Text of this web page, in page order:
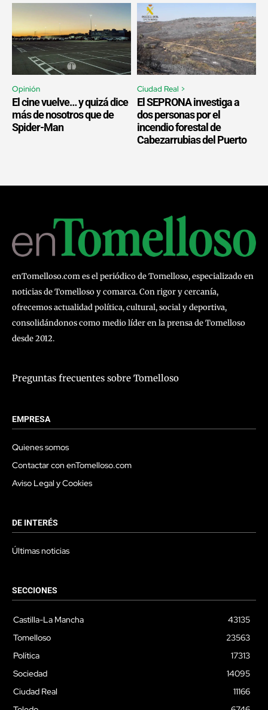
Opinión
El cine vuelve… y quizá dice
más de nosotros que de
Spider-Man
Ciudad Real >
El SEPRONA investiga a
dos personas por el
incendio forestal de
Cabezarrubias del Puerto
enTomelloso.com es el periódico de Tomelloso, especializado en
noticias de Tomelloso y comarca. Con rigor y cercanía,
ofrecemos actualidad política, cultural, social y deportiva,
consolidándonos como medio líder en la prensa de Tomelloso
desde 2012.
Preguntas frecuentes sobre Tomelloso
EMPRESA
Quienes somos
Contactar con enTomelloso.com
Aviso Legal y Cookies
DE INTERÉS
Últimas noticias
SECCIONES
Castilla-La Mancha
43135
Tomelloso
23563
Política
17313
Sociedad
14095
Ciudad Real
11166